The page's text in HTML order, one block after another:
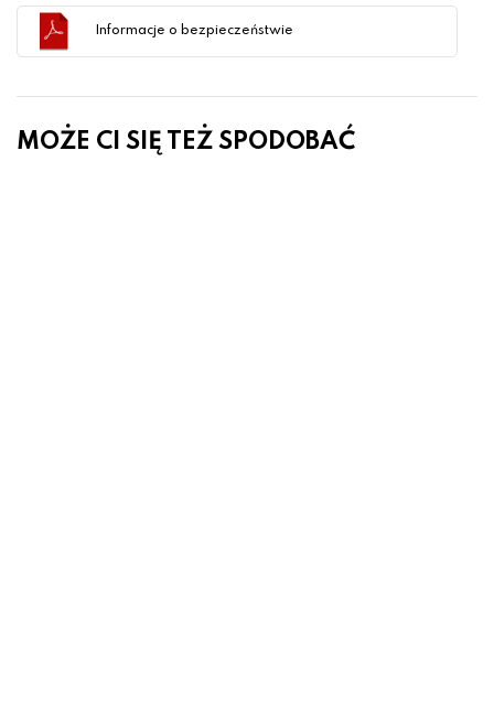
Informacje o bezpieczeństwie
MOŻE CI SIĘ TEŻ SPODOBAĆ